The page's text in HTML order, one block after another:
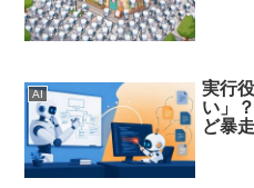
AI
実行
い」
ど暴